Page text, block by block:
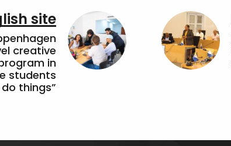
site
creative
in
students
things”